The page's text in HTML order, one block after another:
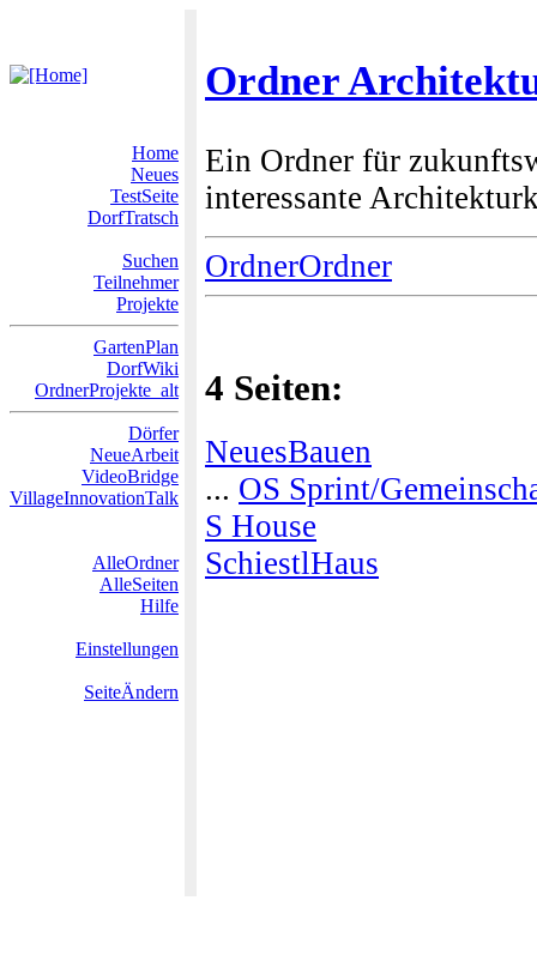
Ordner
Home
Neues
TestSeite
DorfTratsch
Suchen
Teilnehmer
Projekte
GartenPlan
DorfWiki
OrdnerProjekte_alt
Dörfer
NeueArbeit
VideoBridge
VillageInnovationTalk
AlleOrdner
AlleSeiten
Hilfe
Einstellungen
SeiteÄndern
Ein Ordner für
interessante
OrdnerOrdner
4 Seiten:
NeuesBauen
... OS Sprint/
S House
SchiestlHaus